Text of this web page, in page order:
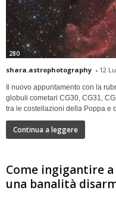
280
shara.astrophotography - 12
Il nuovo appuntamento con la
globuli cometari CG30, CG31,
tra le costellazioni della Poppa e
Continua a leggere
Come ingigantire
una banalità